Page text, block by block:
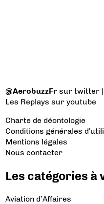
@AerobuzzFr sur twitter
Les Replays sur youtube
Charte de déontologie
Conditions générales
Mentions légales
Nous contacter
Les catégories à
Aviation d’Affaires